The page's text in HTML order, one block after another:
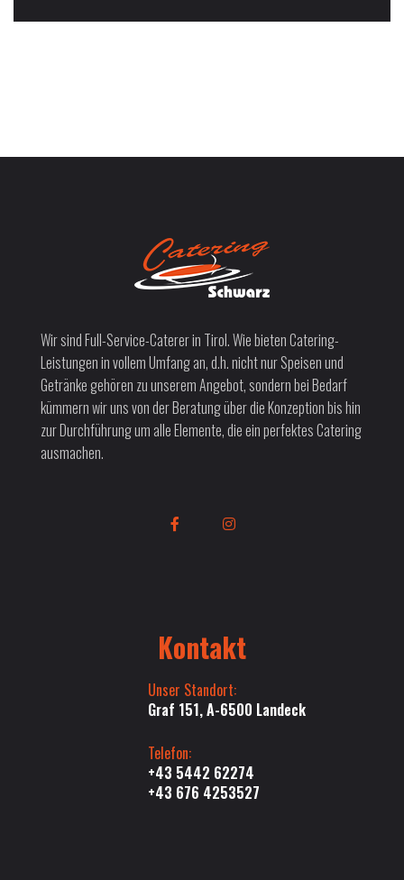
Wir sind Full-Service-Caterer in Tirol. Wie bieten Catering-
Leistungen in vollem Umfang an, d.h. nicht nur Speisen und
Getränke gehören zu unserem Angebot, sondern bei Bedarf
kümmern wir uns von der Beratung über die Konzeption bis hin
zur Durchführung um alle Elemente, die ein perfektes Catering
ausmachen.
Kontakt
Unser Standort:
Graf 151, A-6500 Landeck
Telefon:
+43 5442 62274
+43 676 4253527